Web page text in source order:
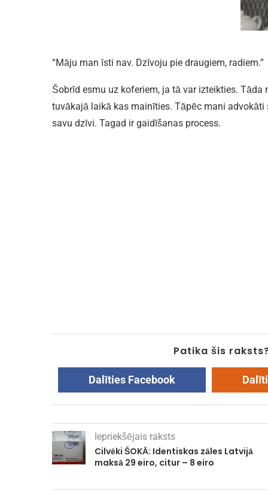
“Māju man īsti nav. Dzīvoju pie draugiem, radiem.”
Šobrīd esmu uz koferiem, ja tā var izteikties.
tuvākajā laikā kas mainīties. Tāpēc mani
savu dzīvi. Tagad ir gaidīšanas process.
Patika šis
Dalīties Facebook
Iepriekšējais raksts
Cilvēki ŠOKĀ: Identiskas zāles Latvijā
maksā 29 eiro, citur – 8 eiro